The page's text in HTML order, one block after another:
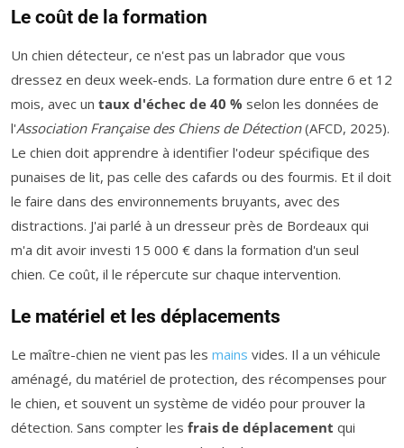
Le coût de la formation
Un chien détecteur, ce n'est pas un labrador que vous
dressez en deux week-ends. La formation dure entre 6 et 12
mois, avec un taux d'échec de 40 % selon les données de
l'Association Française des Chiens de Détection(AFCD, 2025).
Le chien doit apprendre à identifier l'odeur spécifique des
punaises de lit, pas celle des cafards ou des fourmis. Et il doit
le faire dans des environnements bruyants, avec des
distractions. J'ai parlé à un dresseur près de Bordeaux qui
m'a dit avoir investi 15 000 € dans la formation d'un seul
chien. Ce coût, il le répercute sur chaque intervention.
Le matériel et les déplacements
Le maître-chien ne vient pas les mains vides. Il a un véhicule
aménagé, du matériel de protection, des récompenses pour
le chien, et souvent un système de vidéo pour prouver la
détection. Sans compter les frais de déplacement qui